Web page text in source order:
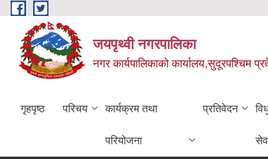
Skip to main content
जयपृथ्वी नगरपालिका
नगर कार्यपालिकाको कार्यालय,सुदूरपश्चिम
गृहपृष्ठ परिचय कार्यक्रम तथा
परियोजना
प्रतिवेदन